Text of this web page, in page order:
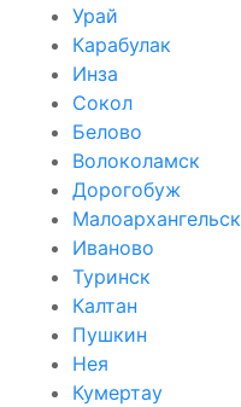
Урай
Карабулак
Инза
Сокол
Белово
Волоколамск
Дорогобуж
Малоархангельск
Иваново
Туринск
Калтан
Пушкин
Нея
Кумертау